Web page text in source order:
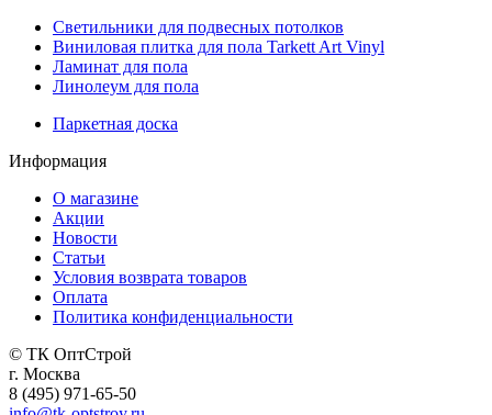
Светильники для подвесных потолков
Виниловая плитка для пола Tarkett Art Vinyl
Ламинат для пола
Линолеум для пола
Паркетная доска
Информация
О магазине
Акции
Новости
Статьи
Условия возврата товаров
Оплата
Политика конфиденциальности
© ТК ОптСтрой
г. Москва
8 (495) 971-65-50